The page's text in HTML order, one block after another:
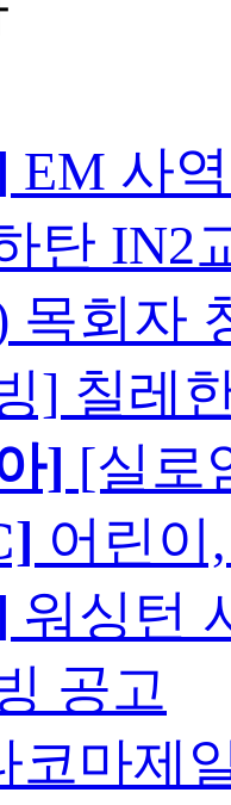
EM 사
탄 IN2
목회자
] 칠레
] [실로
어린이
워싱턴
공고
코마제